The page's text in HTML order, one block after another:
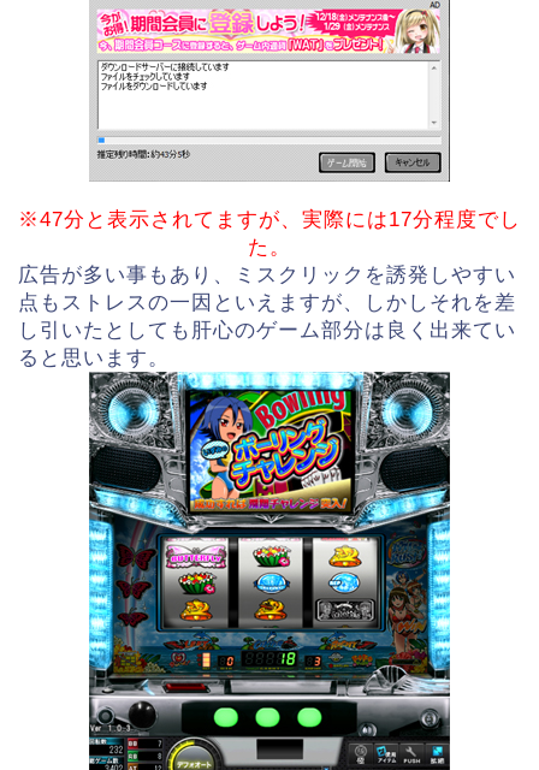
※47分と表示されてますが、実際には17分程度でし
た。
広告が多い事もあり、ミスクリックを誘発しやすい
点もストレスの一因といえますが、しかしそれを差
し引いたとしても肝心のゲーム部分は良く出来てい
ると思います。